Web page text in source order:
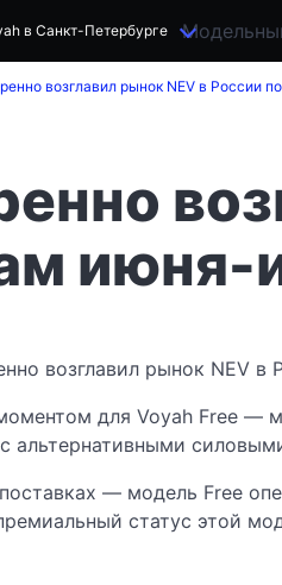
в Санкт-Петербурге
возглавил рынок NEV в России
для Voyah Free —
альтернативными
— модель Free
статус этой